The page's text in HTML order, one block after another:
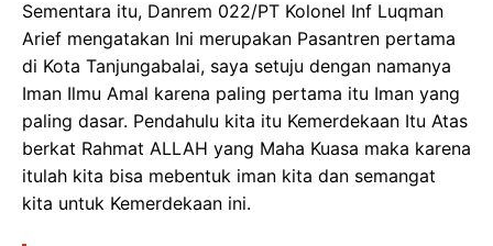
Sementara itu, Danrem 022/PT Kolonel Inf Luqman
Arief mengatakan Ini merupakan Pasantren pertama
di Kota Tanjungabalai, saya setuju dengan namanya
Iman Ilmu Amal karena paling pertama itu Iman yang
paling dasar. Pendahulu kita itu Kemerdekaan Itu Atas
berkat Rahmat ALLAH yang Maha Kuasa maka karena
itulah kita bisa mebentuk iman kita dan semangat
kita untuk Kemerdekaan ini.